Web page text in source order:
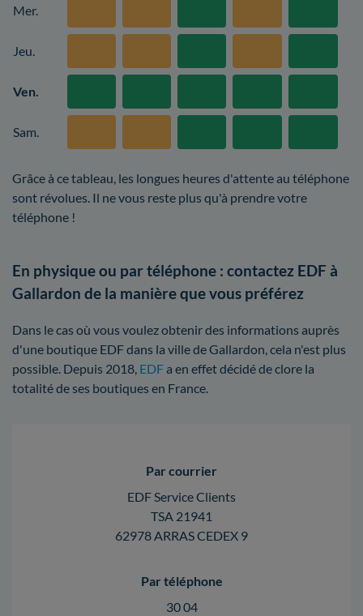
Mer.
Jeu.
Ven.
Sam.
Grâce à ce tableau, les longues heures d'attente au téléphone
sont révolues. Il ne vous reste plus qu'à prendre votre
téléphone !
En physique ou par téléphone : contactez EDF à
Gallardon de la manière que vous préférez
Dans le cas où vous voulez obtenir des informations auprès
d'une boutique EDF dans la ville de Gallardon, cela n'est plus
possible. Depuis 2018, EDFa en effet décidé de clore la
totalité de ses boutiques en France.
Par courrier
EDF Service Clients
TSA 21941
62978 ARRAS CEDEX 9
Par téléphone
30 04